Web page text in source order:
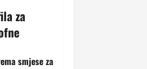
za
smjese za